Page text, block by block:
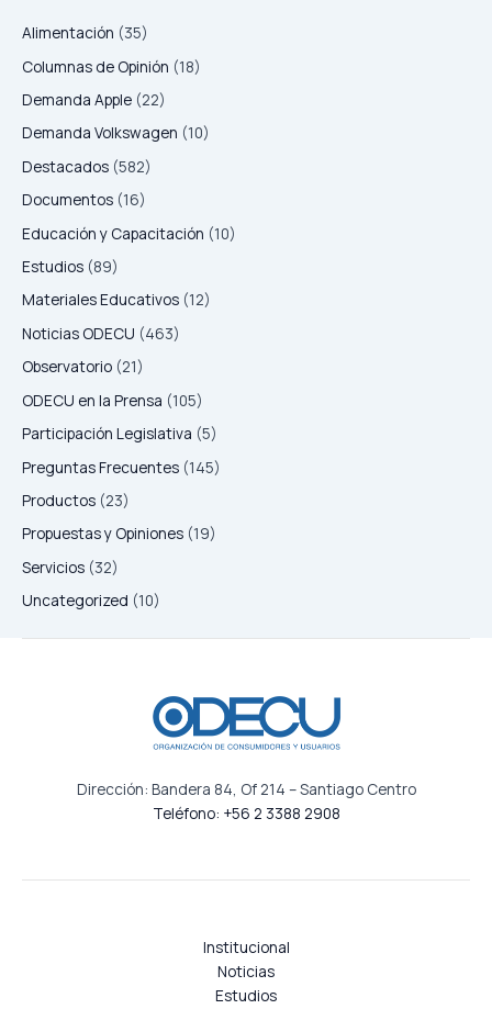
Alimentación (35)
Columnas de Opinión (18)
Demanda Apple (22)
Demanda Volkswagen (10)
Destacados (582)
Documentos (16)
Educación y Capacitación (10)
Estudios (89)
Materiales Educativos (12)
Noticias ODECU (463)
Observatorio (21)
ODECU en la Prensa (105)
Participación Legislativa (5)
Preguntas Frecuentes (145)
Productos (23)
Propuestas y Opiniones (19)
Servicios (32)
Uncategorized (10)
Dirección: Bandera 84, Of 214 – Santiago Centro
Teléfono: +56 2 3388 2908
Institucional
Noticias
Estudios